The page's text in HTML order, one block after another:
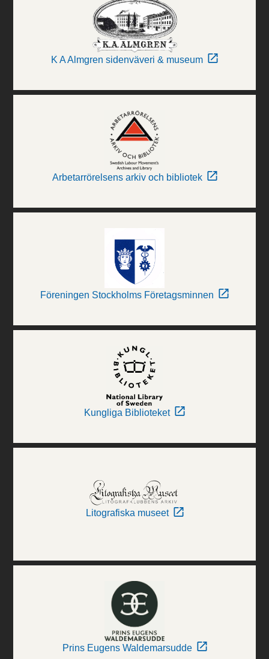
K A Almgren sidenväveri & museum
Arbetarrörelsens arkiv och bibliotek
Föreningen Stockholms Företagsminnen
Kungliga Biblioteket
Litografiska museet
Prins Eugens Waldemarsudde